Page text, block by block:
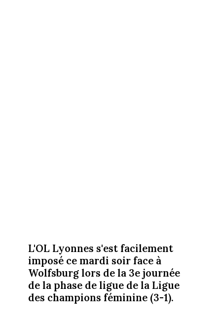
L'OL Lyonnes s'est facilement
imposé ce mardi soir face à
Wolfsburg lors de la 3e journée
de la phase de ligue de la Ligue
des champions féminine (3-1).